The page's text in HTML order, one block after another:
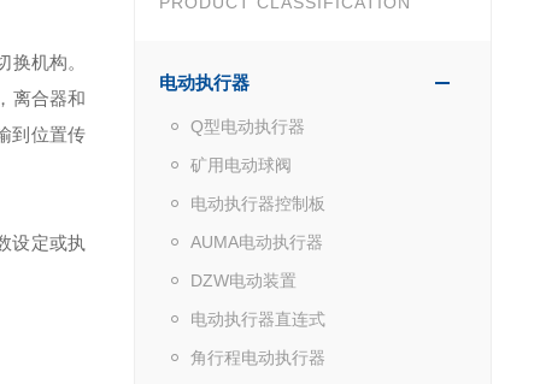
电动执行器
Q型电动执行器
矿用电动球阀
电动执行器控制板
AUMA电动执行器
DZW电动装置
电动执行器直连式
角行程电动执行器
换机构。
离合器和
到位置传
设定或执